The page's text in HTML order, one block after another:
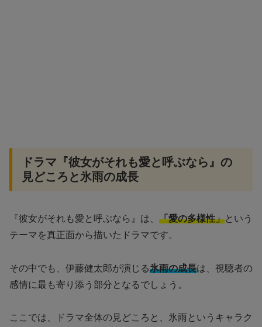
ドラマ『彼女がそれも愛と呼ぶなら』の
見どころと氷雨の成長
『彼女がそれも愛と呼ぶなら』は、 「愛の多様性」という
テーマを真正面から描いたドラマです。
その中でも、伊藤健太郎が演じる氷雨の成長は、視聴者の
感情に最も寄り添う部分となるでしょう。
ここでは、ドラマ全体の見どころと、氷雨というキャラク